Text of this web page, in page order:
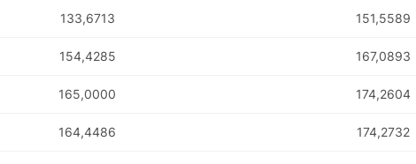
133,6713 151,5589
154,4285 167,0893
165,0000 174,2604
164,4486 174,2732